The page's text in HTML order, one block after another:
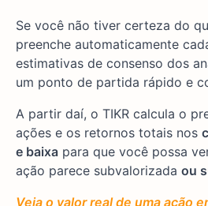
Se você não tiver certeza do
preenche automaticamente
estimativas de consenso dos
um ponto de partida rápido e
A partir daí, o TIKR calcula o
ações e os retornos totais nos
e baixa para que você possa
ação parece subvalorizada ou
Veja o valor real de uma ação